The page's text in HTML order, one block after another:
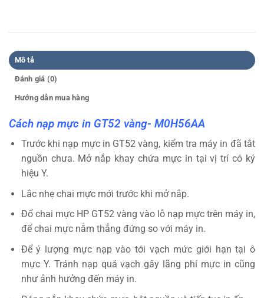
Mô tả
Đánh giá (0)
Hướng dẫn mua hàng
Cách nạp mực in GT52 vàng- M0H56AA
Trước khi nạp mực in GT52 vàng, kiểm tra máy in đã tắt
nguồn chưa. Mở nắp khay chứa mực in tại vị trí có ký
hiệu Y.
Lắc nhẹ chai mực mới trước khi mở nắp.
Đổ chai mực HP GT52 vàng vào lỗ nạp mực trên máy in,
để chai mực nằm thẳng đứng so với máy in.
Để ý lượng mực nạp vào tới vạch mức giới hạn tại ô
mực Y. Tránh nạp quá vạch gây lãng phí mực in cũng
như ảnh hưởng đến máy in.